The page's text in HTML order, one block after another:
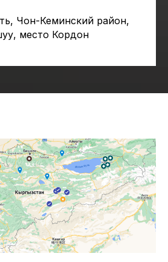
Чон-Кеминский район,
место Кордон